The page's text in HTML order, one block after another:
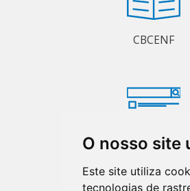
O nosso site
Este site utiliza
tecnologias de
CBCENF
Consulta